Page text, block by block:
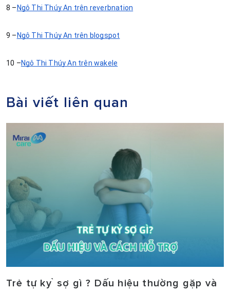
8 – Ngô Thị Thúy An trên reverbnation
9 – Ngô Thị Thúy An trên blogspot
10 –Ngô Thị Thúy An trên wakele
Bài viết liên quan
Trẻ tự kỷ sợ gì ? Dấu hiệu thường gặp và